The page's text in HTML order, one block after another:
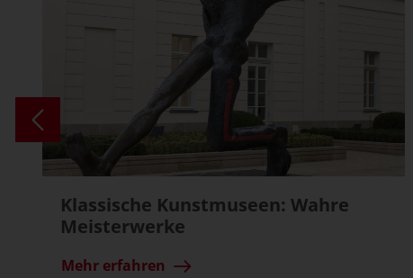
Klassische Kunstmuseen: Wahre
Meisterwerke
Mehr erfahren